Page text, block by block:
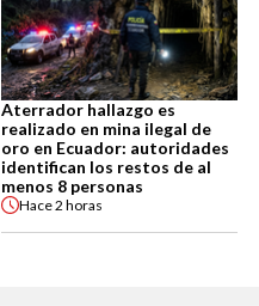
Aterrador hallazgo es
realizado en mina ilegal de
oro en Ecuador: autoridades
identifican los restos de al
menos 8 personas
Hace2 horas